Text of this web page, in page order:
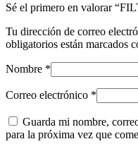
Sé el primero en valorar
Tu dirección de correo
obligatorios están marcados
Nombre *
Correo electrónico *
Guarda mi nombre,
para la próxima vez que